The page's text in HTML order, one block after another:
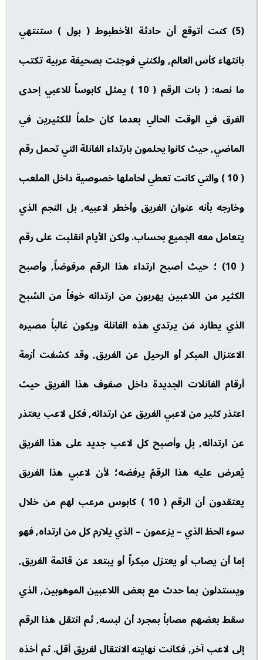
(5) كنت أتوقع أن حادثة الأخطبوط ( بول ) ستنتهي
بانتهاء كأس العالم, ولكنني فوجئت بصحيفة عربية تكتب
ما نصه: ( بات الرقم ( 10 ) يمثل كابوساً للاعبي إحدى
الفرق في الوقت الحالي بعدما كان حلماً للكثيرين في
الماضي, حيث كانوا يحلمون بارتداء الفانلة التي تحمل رقم
( 10 ) والتي كانت تعطي لحاملها خصوصية داخل الملعب
وخارجه بأنه عنوان الفريق وأخطر لاعبيه, بل النجم الذي
يتعامل معه الجميع بحساب. ولكن الأيام انقلبت على رقم
( 10) ؛ حيث أصبح ارتداء هذا الرقم مرفوضاً, وأصبح
الكثير من اللاعبين يهربون من ارتدائه خوفاً من الشبح
الذي يطارد مَن يرتدي هذه الفانلة ويكون غالباً مصيره
الاعتزال المبكر أو الرحيل عن الفريق, وقد كشفت أزمة
أرقام الفانلات الجديدة داخل صفوف هذا الفريق حيث
اعتذر كثير من لاعبي الفريق عن ارتدائه, فكل لاعب يعتذر
عن ارتدائه, بل وأصبح كل لاعب جديد على هذا الفريق
يُعرض عليه هذا الرقمُ يرفضه؛ لأن لاعبي هذا الفريق
يعتقدون أن الرقم ( 10 ) كابوس مرعب لهم من خلال
سوء الحظ الذي – يزعمون – الذي يلازم كل من ارتداه, فهو
إما أن يصاب أو يعتزل مبكراً أو يبتعد عن قائمة الفريق,
ويستدلون بما حدث مع بعض اللاعبين الموهوبين, الذي
سقط بعضهم مصاباً بمجرد أن لبسه, ثم انتقل هذا الرقم
إلى لاعب آخر, فكانت نهايته الانتقال لفريق أقل. ثم أخذه